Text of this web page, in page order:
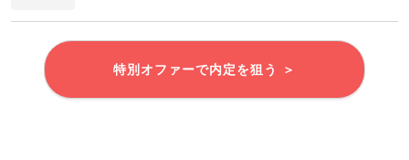
特別オファーで内定を狙う ＞